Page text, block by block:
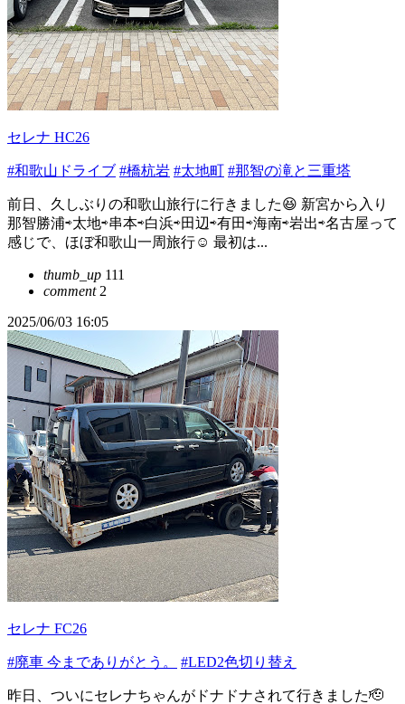
セレナ HC26
#和歌山ドライブ #橋杭岩 #太地町 #那智の滝と三重塔
前日、久しぶりの和歌山旅行に行きました😆 新宮から入り
那智勝浦⇨太地⇨串本⇨白浜⇨田辺⇨有田⇨海南⇨岩出⇨名古屋って
感じで、ほぼ和歌山一周旅行☺️ 最初は...
thumb_up 111
comment2
2025/06/03 16:05
セレナ FC26
#廃車 今までありがとう。 #LED2色切り替え
昨日、ついにセレナちゃんがドナドナされて行きました🫡